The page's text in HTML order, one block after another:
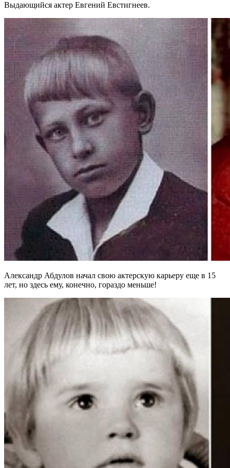
Выдающийся актер Евгений Евстигнеев.
Александр Абдулов начал свою актерскую карьеру еще в 15
лет, но здесь ему, конечно, гораздо меньше!